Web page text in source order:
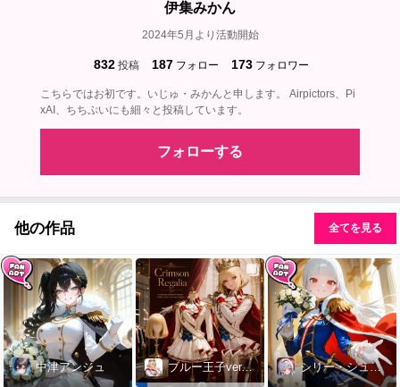
伊集みかん
2024年5月より活動開始
832 投稿 187 フォロー 173 フォロワー
こちらではお初です。いじゅ・みかんと申します。 Airpictors、Pi
xAI、ちちぷいにも細々と投稿しています。
フォローする
他の作品 全てを見る
中津アンジュ ブルー王子ver.他 シリー・シュバルツ